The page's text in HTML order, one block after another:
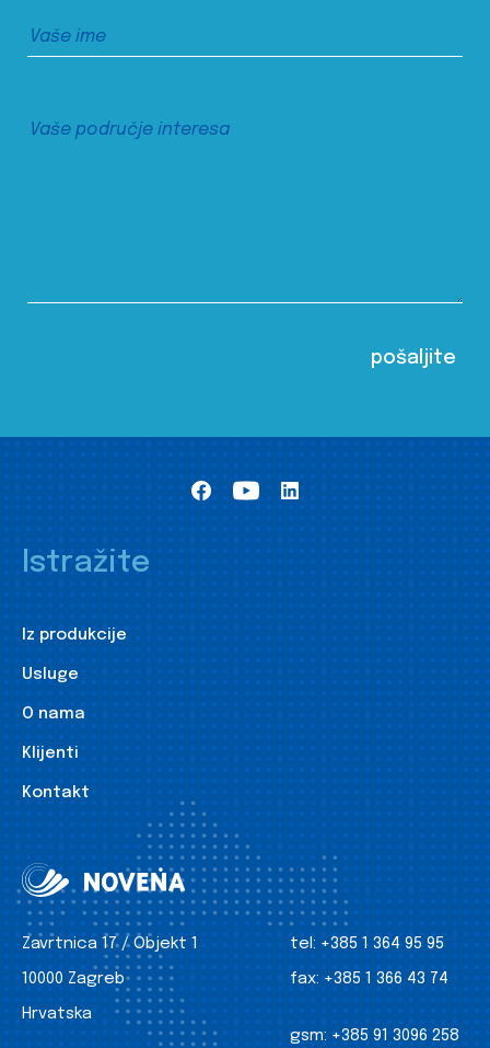
Istražite
Iz produkcije
Usluge
O nama
Klijenti
Kontakt
Zavrtnica 17 / Objekt 1
10000 Zagreb
Hrvatska
tel: +385 1 364 95 95
fax: +385 1 366 43 74
gsm: +385 91 3096 258